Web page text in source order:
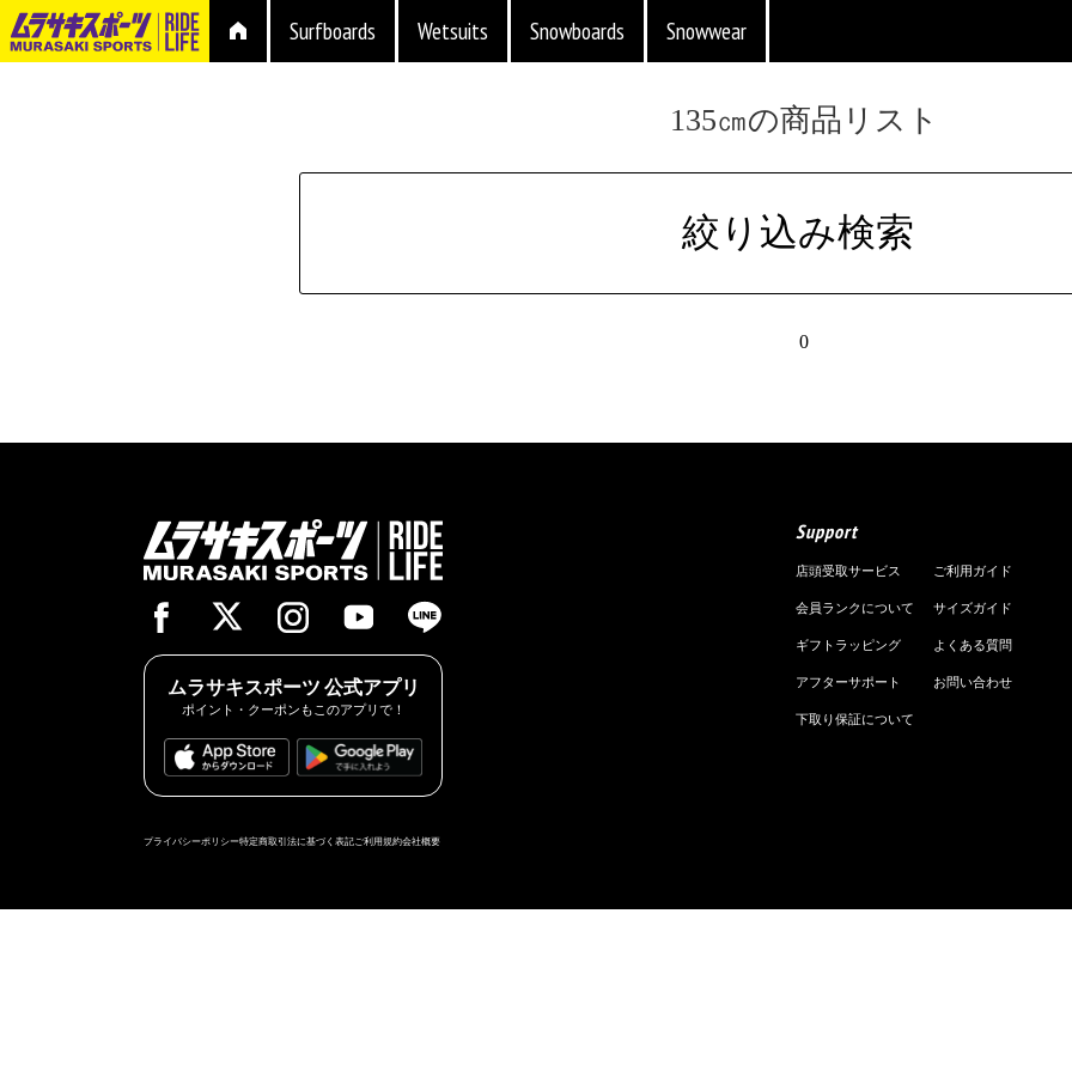
Surfboards Wetsuits Snowboards Snowwear
135㎝の商品リスト
絞り込み検索
在庫店舗
TYPE
0
ムラサキスポーツ 公式アプリ
ポイント・クーポンもこのアプリで！
Support
店頭受取サービス ご利用ガイド
会員ランクについて サイズガイド
ギフトラッピング よくある質問
アフターサポート お問い合わせ
下取り保証について
プライバシーポリシー特定商取引法に基づく表記 ご利用規約会社概要